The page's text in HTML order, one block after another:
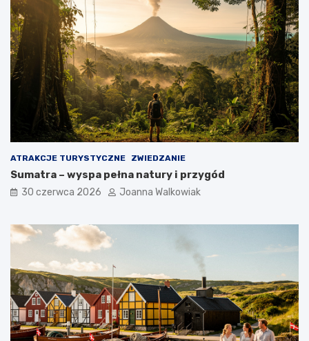
ATRAKCJE TURYSTYCZNE ZWIEDZANIE
Sumatra – wyspa pełna natury i przygód
30 czerwca 2026 Joanna Walkowiak